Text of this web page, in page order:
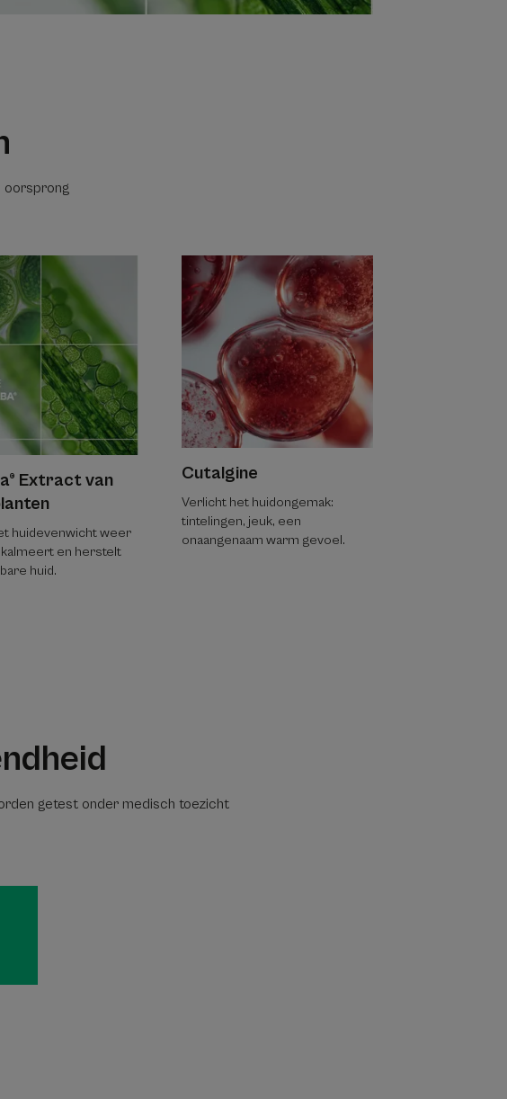
oorsprong
Extract van
huidevenwicht weer
kalmeert en herstelt
huid.
Cutalgine
Verlicht het huidongemak:
tintelingen, jeuk, een
onaangenaam warm gevoel.
getest onder medisch toezicht